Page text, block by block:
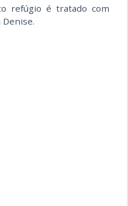
refúgio é tratado com